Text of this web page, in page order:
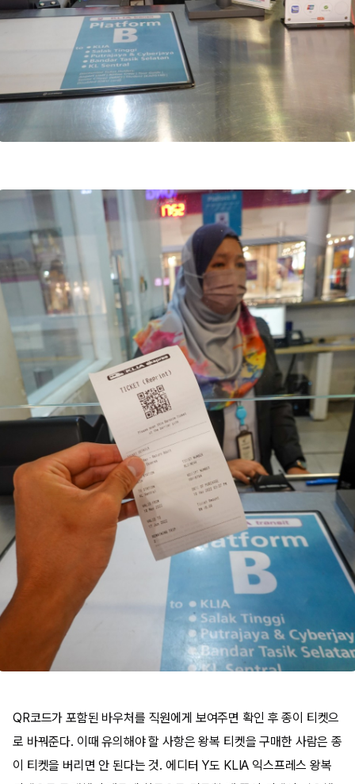
QR코드가 포함된 바우처를 직원에게 보여주면 확인 후 종이 티켓으
로 바꿔준다. 이때 유의해야 할 사항은 왕복 티켓을 구매한 사람은 종
이 티켓을 버리면 안 된다는 것. 에디터 Y도 KLIA 익스프레스 왕복